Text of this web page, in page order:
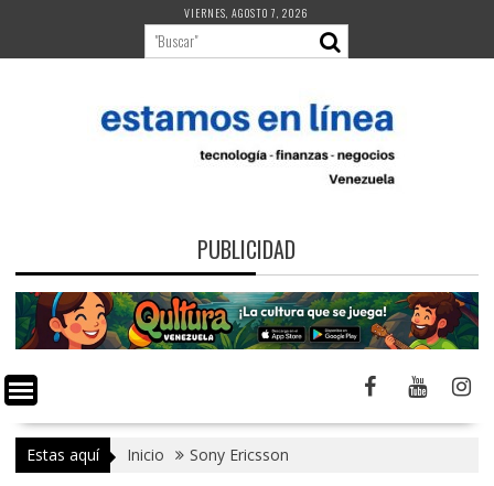
contenido
VIERNES, AGOSTO 7, 2026
PUBLICIDAD
Estas aquí Inicio Sony Ericsson